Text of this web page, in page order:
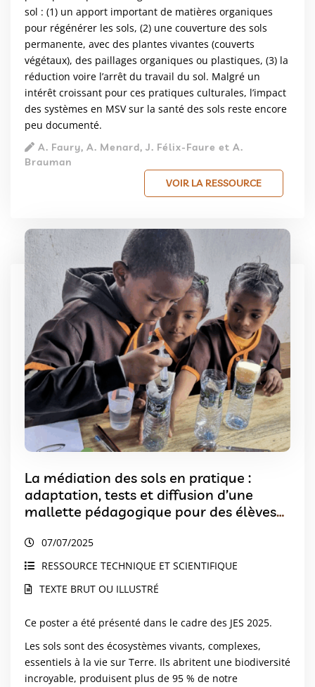
sol : (1) un apport important de matières organiques
pour régénérer les sols, (2) une couverture des sols
permanente, avec des plantes vivantes (couverts
végétaux), des paillages organiques ou plastiques, (3) la
réduction voire l’arrêt du travail du sol. Malgré un
intérêt croissant pour ces pratiques culturales, l’impact
des systèmes en MSV sur la santé des sols reste encore
peu documenté.
A. Faury, A. Menard, J. Félix-Faure et A.
Brauman
VOIR LA RESSOURCE
La médiation des sols en pratique :
adaptation, tests et diffusion d’une
mallette pédagogique pour des élèves
07/07/2025
RESSOURCE TECHNIQUE ET SCIENTIFIQUE
TEXTE BRUT OU ILLUSTRÉ
Ce poster a été présenté dans le cadre des JES 2025.
Les sols sont des écosystèmes vivants, complexes,
essentiels à la vie sur Terre. Ils abritent une biodiversité
incroyable, produisent plus de 95 % de notre